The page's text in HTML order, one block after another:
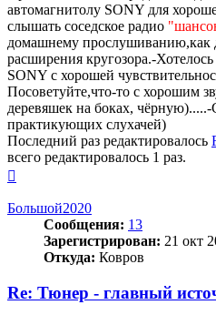
автомагнитолу SONY для
слышать соседское радио
домашнему прослушиванию,как
расширения кругозора.-
SONY с хорошей
Посоветуйте,что-то с хорошим
деревяшек на боках,
практикующих слухачей)
Последний раз редактировалось
всего редактировалось 1 раз.
началу
Большой2020
Сообщения: 13
Зарегистрирован: 21 окт
Откуда: Ковров
Re: Тюнер - главный